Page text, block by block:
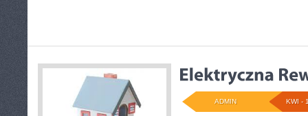
KWI -
ADMIN